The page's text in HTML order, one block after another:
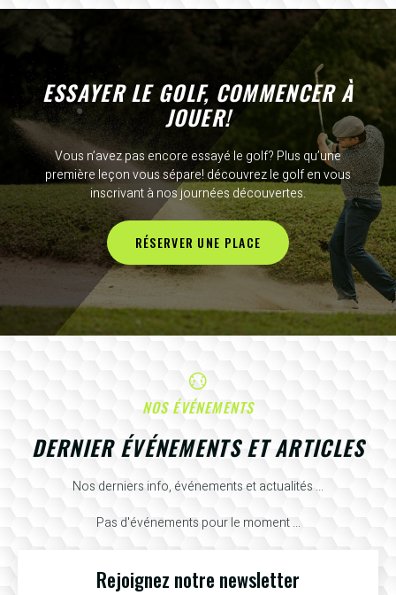
ESSAYER LE GOLF, COMMENCER À
JOUER!
Vous n’avez pas encore essayé le golf? Plus qu’une
première leçon vous sépare! découvrez le golf en vous
inscrivant à nos journées découvertes.
RÉSERVER UNE PLACE
NOS ÉVÉNEMENTS
DERNIER ÉVÉNEMENTS ET ARTICLES
Nos derniers info, événements et actualités ...
Pas d'événements pour le moment ...
Rejoignez notre newsletter